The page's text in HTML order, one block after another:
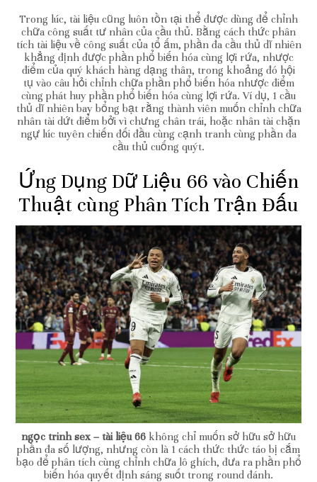
Trong lúc, tài liệu cũng luôn tồn tại thể được dùng để chỉnh
chữa công suất tư nhân của cầu thủ. Bằng cách thức phân
tích tài liệu về công suất của tổ ấm, phần đa cầu thủ dĩ nhiên
khẳng định được phần phổ biến hóa cùng lợi rứa, nhược
điểm của quý khách hàng dạng thân, trong khoảng đó hội
tụ vào câu hỏi chỉnh chữa phần phổ biến hóa nhược điểm
cùng phát huy phần phổ biến hóa cùng lợi rứa. Ví dụ, 1 cầu
thủ dĩ nhiên bay bổng bạt rằng thành viên muốn chỉnh chữa
nhân tài dứt điểm bởi vì chưng chân trái, hoặc nhân tài chặn
ngự lúc tuyên chiến đối đầu cùng cạnh tranh cùng phần đa
cầu thủ cuống quýt.
Ứng Dụng Dữ Liệu 66 vào Chiến
Thuật cùng Phân Tích Trận Đấu
ngọc trinh sex – tài liệu 66 không chỉ muốn sở hữu sở hữu
phần đa số lượng, nhưng còn là 1 cách thức thức táo bị cắm
bạo để phân tích cùng chỉnh chữa lô ghích, đưa ra phần phổ
biến hóa quyết định sáng suốt trong round đánh.